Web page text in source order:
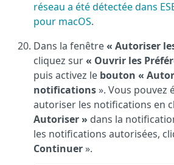
réseau a été détectée dans
pour macOS.
Dans la fenêtre« Autoriser
cliquez sur« Ouvrir les
puis activez le bouton «
notifications». Vous pouvez
autoriser les notifications en
Autoriser » dans la
les notifications autorisées,
Continuer».